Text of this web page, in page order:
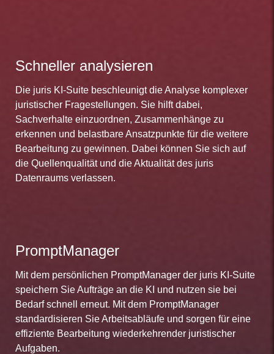
Schneller analysieren
Die juris KI-Suite beschleunigt die Analyse komplexer
juristischer Fragestellungen. Sie hilft dabei,
Sachverhalte einzuordnen, Zusammenhänge zu
erkennen und belastbare Ansatzpunkte für die weitere
Bearbeitung zu gewinnen. Dabei können Sie sich auf
die Quellenqualität und die Aktualität des juris
Datenraums verlassen.
PromptManager
Mit dem persönlichen PromptManager der juris KI-Suite
speichern Sie Aufträge an die KI und nutzen sie bei
Bedarf schnell erneut. Mit dem PromptManager
standardisieren Sie Arbeitsabläufe und sorgen für eine
effiziente Bearbeitung wiederkehrender juristischer
Aufgaben.